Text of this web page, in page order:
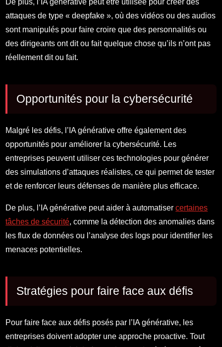
De plus, l’IA générative peut être utilisée pour créer des
attaques de type « deepfake », où des vidéos ou des audios
sont manipulés pour faire croire que des personnalités ou
des dirigeants ont dit ou fait quelque chose qu’ils n’ont pas
réellement dit ou fait.
Opportunités pour la cybersécurité
Malgré les défis, l’IA générative offre également des
opportunités pour améliorer la cybersécurité. Les
entreprises peuvent utiliser ces technologies pour générer
des simulations d’attaques réalistes, ce qui permet de tester
et de renforcer leurs défenses de manière plus efficace.
De plus, l’IA générative peut aider à automatisercertaines
tâches de sécurité, comme la détection des anomalies dans
les flux de données ou l’analyse des logs pour identifier les
menaces potentielles.
Stratégies pour faire face aux défis
Pour faire face aux défis posés par l’IA générative, les
entreprises doivent adopter une approche proactive. Tout